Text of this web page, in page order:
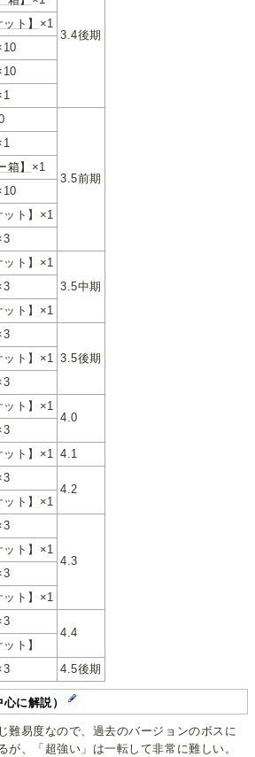
3.4後期
ト】 ×1
3.5前期
箱】 ×1
ット】×1
ット】×1
3.5中期
ット】×1
3.5後期
ット】×1
ット】×1
4.0
ット】×1 4.1
4.2
ット】×1
4.3
ット】×1
ット】×1
4.4
ト】
4.5後期
に解説）
難易度なので、過去のバージョンのボスに
が、「超強い」は一転して非常に難しい。